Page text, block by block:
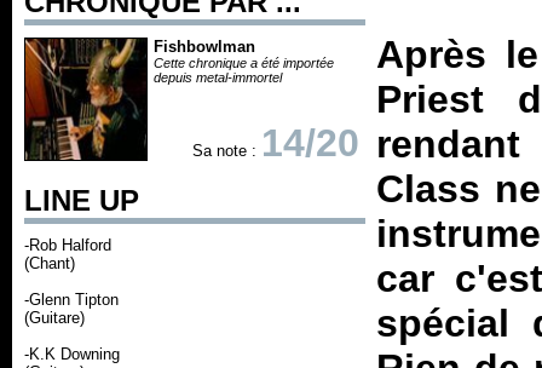
Fishbowlman
Cette chronique a été importée
depuis metal-immortel
Sa note : 14/20
LINE UP
-Rob Halford
(Chant)
-Glenn Tipton
(Guitare)
-K.K Downing
Après
Priest
Class
car
spécial